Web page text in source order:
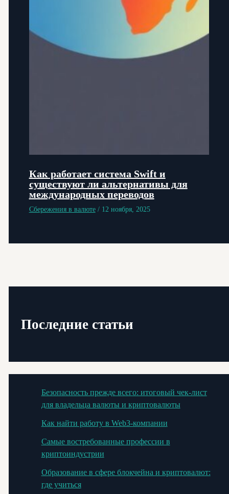
Последние статьи
Безопасность прежде всего: итоговый чек-лист
для владельца валюты и криптовалюты
Как найти работу в Web3-компании
Самые востребованные профессии в
криптоиндустрии
Образование в сфере блокчейна и криптовалют:
где учиться
Как работает система Swift и
существуют ли альтернативы для
международных переводов
Сбережения в валюте/ 12 ноября, 2025